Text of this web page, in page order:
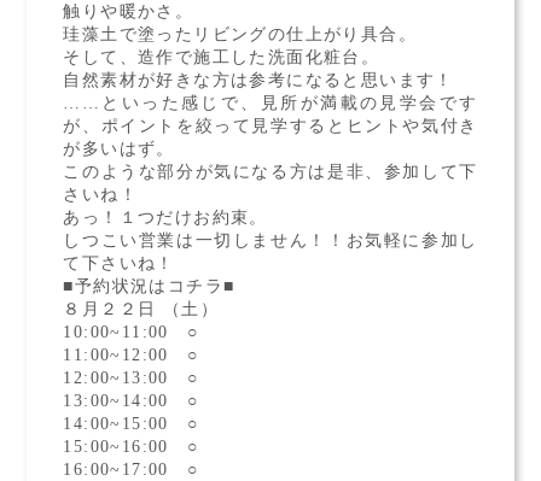
触りや暖かさ。
珪藻土で塗ったリビングの仕上がり具合。
そして、造作で施工した洗面化粧台。
自然素材が好きな方は参考になると思います！
……といった感じで、見所が満載の見学会です
が、ポイントを絞って見学するとヒントや気付き
が多いはず。
このような部分が気になる方は是非、参加して下
さいね！
あっ！１つだけお約束。
しつこい営業は一切しません！！お気軽に参加し
て下さいね！
■予約状況はコチラ■
８月２２日 （土）
10:00~11:00 ○
11:00~12:00 ○
12:00~13:00 ○
13:00~14:00 ○
14:00~15:00 ○
15:00~16:00 ○
16:00~17:00 ○